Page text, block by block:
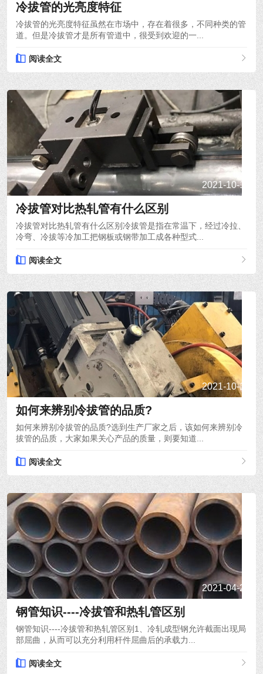
冷拔管的光亮度特征
冷拔管的光亮度特征虽然在市场中，存在着很多，不同种类的管
道。但是冷拔管才是所有管道中，很受到欢迎的一...
阅读全文
2021-10-15
冷拔管对比热轧管有什么区别
冷拔管对比热轧管有什么区别冷拔管是指在常温下，经过冷拉、
冷弯、冷拔等冷加工把钢板或钢带加工成各种型式...
阅读全文
2021-10-14
如何来辨别冷拔管的品质?
如何来辨别冷拔管的品质?选到生产厂家之后，该如何来辨别冷
拔管的品质，大家如果关心产品的质量，则要知道...
阅读全文
2021-04-24
钢管知识----冷拔管和热轧管区别
钢管知识----冷拔管和热轧管区别1、冷轧成型钢允许截面出现局
部屈曲，从而可以充分利用杆件屈曲后的承载力...
阅读全文